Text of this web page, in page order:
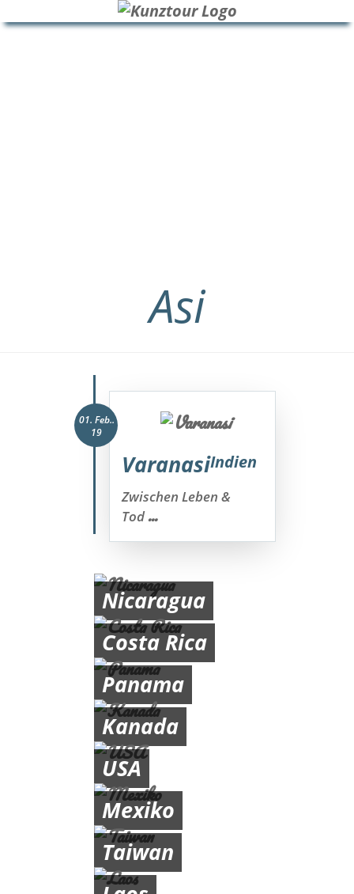
Asi
01. Feb..
19
VaranasiIndien
Zwischen Leben &
Tod...
Nicaragua
Costa Rica
Panama
Kanada
USA
Mexiko
Taiwan